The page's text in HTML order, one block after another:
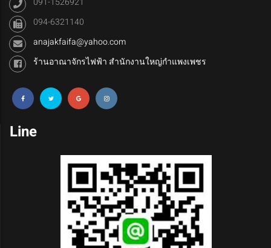
094-6321140
anajakfaifa@yahoo.com
ร้านอาณาจักรไฟฟ้า สำนักงานใหญ่กำแพงเพชร
Line